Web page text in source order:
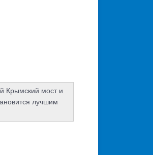
Крымский мост и
лучшим